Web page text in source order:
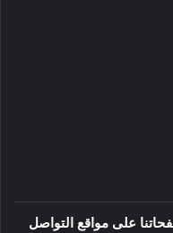
على مواقع التواصل